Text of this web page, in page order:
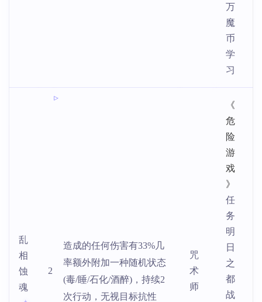
万
魔
币
学
习
乱
相
蚀
魂
2
造成的任何伤害有33%几
率额外附加一种随机状态
(毒/睡/石化/酒醉)，持续2
次行动，无视目标抗性
咒
术
师
《
危
险
游
戏
》
任
务
明
日
之
都
战